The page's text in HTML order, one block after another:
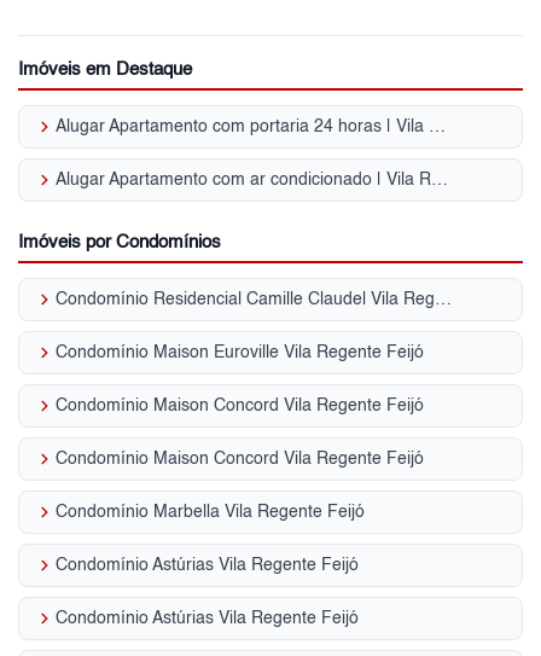
Imóveis em Destaque
keyboard_arrow_right Alugar Apartamento com portaria 24 horas | Vila Regente Feijó
keyboard_arrow_right Alugar Apartamento com ar condicionado | Vila Regente Feijó
Imóveis por Condomínios
keyboard_arrow_right Condomínio Residencial Camille Claudel Vila Regente Feijó
keyboard_arrow_right Condomínio Maison Euroville Vila Regente Feijó
keyboard_arrow_right Condomínio Maison Concord Vila Regente Feijó
keyboard_arrow_right Condomínio Maison Concord Vila Regente Feijó
keyboard_arrow_right Condomínio Marbella Vila Regente Feijó
keyboard_arrow_right Condomínio Astúrias Vila Regente Feijó
keyboard_arrow_right Condomínio Astúrias Vila Regente Feijó